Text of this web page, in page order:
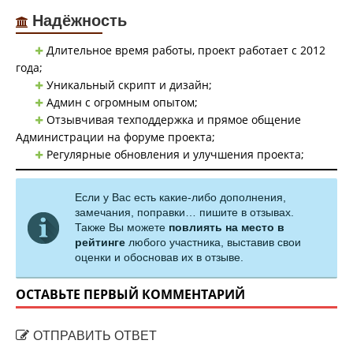
Надёжность
Длительное время работы, проект работает с 2012
года;
Уникальный скрипт и дизайн;
Админ с огромным опытом;
Отзывчивая техподдержка и прямое общение
Администрации на форуме проекта;
Регулярные обновления и улучшения проекта;
Если у Вас есть какие-либо дополнения,
замечания, поправки… пишите в отзывах.
Также Вы можете повлиять на место в
рейтинге любого участника, выставив свои
оценки и обосновав их в отзыве.
ОСТАВЬТЕ ПЕРВЫЙ КОММЕНТАРИЙ
ОТПРАВИТЬ ОТВЕТ